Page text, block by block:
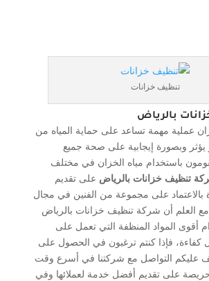
تنظيف خزانات
بالرياض
عملية مهمة تساعد على حماية المياه من
يؤثر وبصورة إيجابية على صحة جميع
باستخدام مياه الخزان في مختلف
تنظيف خزانات بالرياض على تقديم
بالاعتماد على مجموعة من الفنين في مجال
العلم أن شركة تنظيف خزانات بالرياض
أقوى المواد المنظفة التي تعمل على
كفاءة، فإذا كنتم ترغبون في الحصول على
عليكم التواصل مع شركتنا في أسرع وقت
على تقديم أفضل خدمة لعملائها وفي